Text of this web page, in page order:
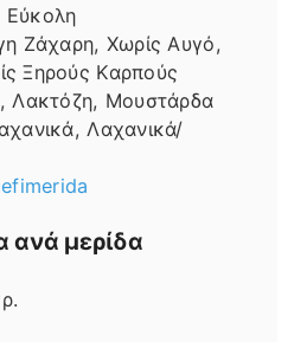
Εύκολη
Ζάχαρη, Χωρίς Αυγό,
Ξηρούς Καρπούς
Λακτόζη, Μουστάρδα
Λαχανικά/
ανά μερίδα